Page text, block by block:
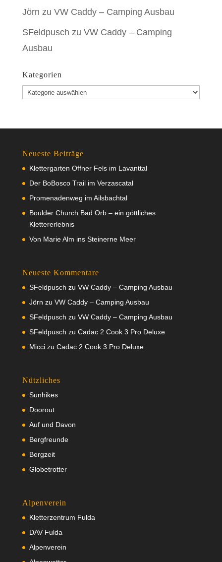
Jörn zu VW Caddy – Camping Ausbau
SFeldpusch zu VW Caddy – Camping
Ausbau
Kategorien
Kategorien
Neueste Beiträge
Klettergarten Offner Fels im Lavanttal
Der BoBosco Trail im Verzascatal
Promenadenweg im Ailsbachtal
Boulder Church Bad Orb – ein göttliches
Klettererlebnis
Von Marie Alm ins Steinerne Meer
Neueste Kommentare
SFeldpusch zu VW Caddy – Camping Ausbau
Jörn zu VW Caddy – Camping Ausbau
SFeldpusch zu VW Caddy – Camping Ausbau
SFeldpusch zu Cadac 2 Cook 3 Pro Deluxe
Miccizu Cadac 2 Cook 3 Pro Deluxe
Nützliches
Sunhikes
Doorout
Auf und Davon
Bergfreunde
Bergzeit
Globetrotter
Alpenverein
Kletterzentrum Fulda
DAV Fulda
Alpenverein